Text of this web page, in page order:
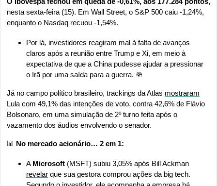
nesta sexta-feira (15). Em Wall Street, o S&P 500 caiu -1,24%,
enquanto o Nasdaq recuou -1,54%.
Por lá, investidores reagiram mal à falta de avanços
claros após a reunião entre Trump e Xi, em meio à
expectativa de que a China pudesse ajudar a pressionar
o Irã por uma saída para a guerra. 🪖
Já no campo político brasileiro, trackings da Atlas mostraram
Lula com 49,1% das intenções de voto, contra 42,6% de Flávio
Bolsonaro, em uma simulação de 2º turno feita após o
vazamento dos áudios envolvendo o senador.
📊 No mercado acionário… 2 em 1:
A Microsoft
revelar que sua gestora comprou ações da big tech.